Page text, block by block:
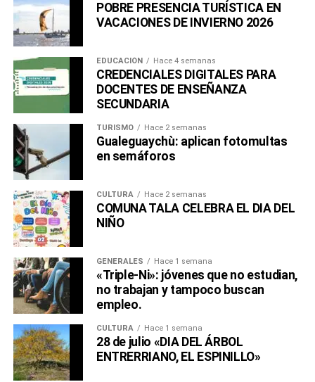
POBRE PRESENCIA TURÍSTICA EN
VACACIONES DE INVIERNO 2026
EDUCACIÓN Hace 4 semanas
CREDENCIALES DIGITALES PARA
DOCENTES DE ENSEÑANZA
SECUNDARIA
TURISMO Hace 2 semanas
Gualeguaychù: aplican fotomultas
en semáforos
CULTURA Hace 2 semanas
COMUNA TALA CELEBRA EL DIA DEL
NIÑO
GENERALES Hace 1 semana
«Triple-Ni»: jóvenes que no estudian,
no trabajan y tampoco buscan
empleo.
CULTURA Hace 1 semana
28 de julio «DIA DEL ÁRBOL
ENTRERRIANO, EL ESPINILLO»